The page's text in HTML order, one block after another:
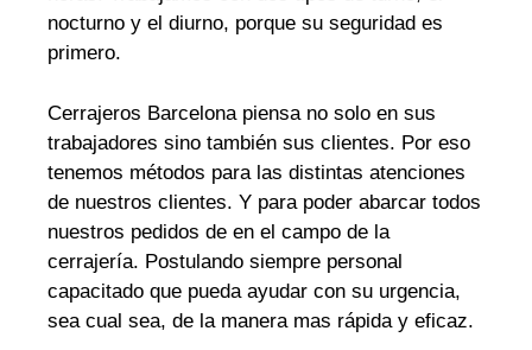
nocturno y el diurno, porque su seguridad es
primero.
Cerrajeros Barcelona piensa no solo en sus
trabajadores sino también sus clientes. Por eso
tenemos métodos para las distintas atenciones
de nuestros clientes. Y para poder abarcar todos
nuestros pedidos de en el campo de la
cerrajería. Postulando siempre personal
capacitado que pueda ayudar con su urgencia,
sea cual sea, de la manera mas rápida y eficaz.